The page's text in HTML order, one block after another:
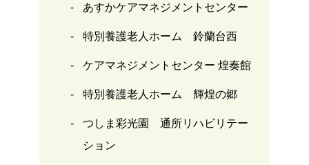
あすかケアマネジメントセンター
特別養護老人ホーム 鈴蘭台西
ケアマネジメントセンター 煌奏館
特別養護老人ホーム 輝煌の郷
つしま彩光園 通所リハビリテー
ション